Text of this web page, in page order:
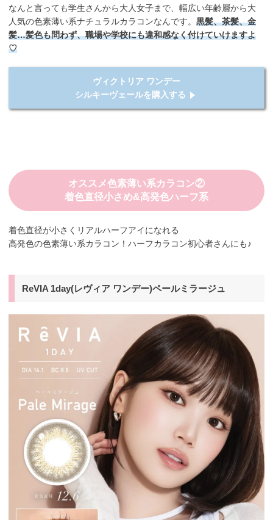
なんと言っても学生さんから大人女子まで、幅広い年齢層から大
人気の色素薄い系ナチュラルカラコンなんです。黒髪、茶髪、金
髪…髪色も問わず、職場や学校にも違和感なく付けていけますよ
♡
ヴィクトリア ワンデー
シルキーヴェールを購入する
オススメ色素薄い系カラコン②
着色直径小さめ&高発色ハーフ系
着色直径が小さくリアルハーフアイになれる
高発色の色素薄い系カラコン！ハーフカラコン初心者さんにも♪
ReVIA 1day(レヴィア ワンデー)ペールミラージュ